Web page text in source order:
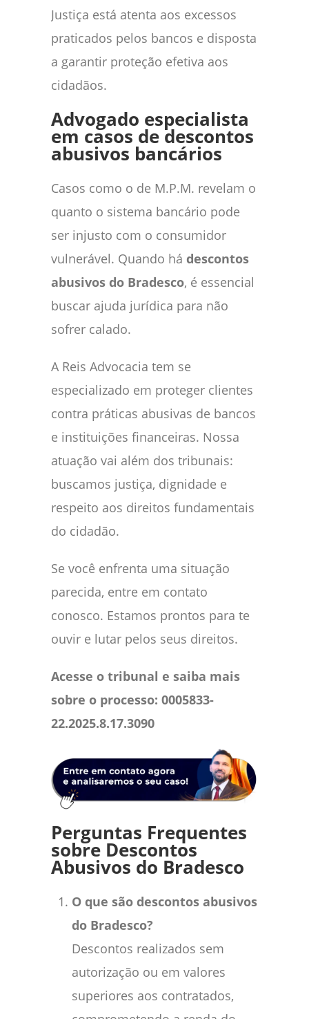
Justiça está atenta aos excessos
praticados pelos bancos e disposta
a garantir proteção efetiva aos
cidadãos.
Advogado especialista
em casos de descontos
abusivos bancários
Casos como o de M.P.M. revelam o
quanto o sistema bancário pode
ser injusto com o consumidor
vulnerável. Quando há descontos
abusivos do Bradesco, é essencial
buscar ajuda jurídica para não
sofrer calado.
A Reis Advocacia tem se
especializado em proteger clientes
contra práticas abusivas de bancos
e instituições financeiras. Nossa
atuação vai além dos tribunais:
buscamos justiça, dignidade e
respeito aos direitos fundamentais
do cidadão.
Se você enfrenta uma situação
parecida, entre em contato
conosco. Estamos prontos para te
ouvir e lutar pelos seus direitos.
Acesse o tribunal e saiba mais
sobre o processo: 0005833-
22.2025.8.17.3090
Perguntas Frequentes
sobre Descontos
Abusivos do Bradesco
O que são descontos abusivos
do Bradesco?
Descontos realizados sem
autorização ou em valores
superiores aos contratados,